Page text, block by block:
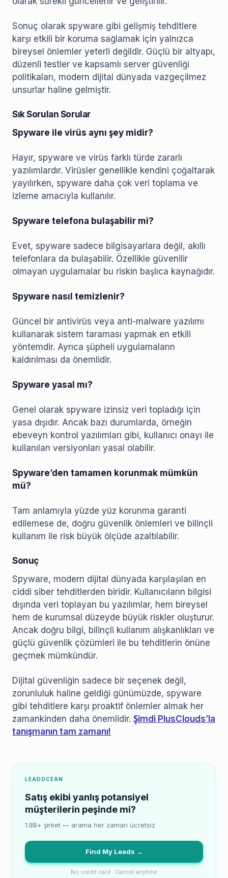
Sonuç olarak spyware gibi gelişmiş tehditlere
karşı etkili bir koruma sağlamak için yalnızca
bireysel önlemler yeterli değildir. Güçlü bir altyapı,
düzenli testler ve kapsamlı server güvenliği
politikaları, modern dijital dünyada vazgeçilmez
unsurlar haline gelmiştir.
Sık Sorulan Sorular
Spyware ile virüs aynı şey midir?
Hayır, spyware ve virüs farklı türde zararlı
yazılımlardır. Virüsler genellikle kendini çoğaltarak
yayılırken, spyware daha çok veri toplama ve
izleme amacıyla kullanılır.
Spyware telefona bulaşabilir mi?
Evet, spyware sadece bilgisayarlara değil, akıllı
telefonlara da bulaşabilir. Özellikle güvenilir
olmayan uygulamalar bu riskin başlıca kaynağıdır.
Spyware nasıl temizlenir?
Güncel bir antivirüs veya anti-malware yazılımı
kullanarak sistem taraması yapmak en etkili
yöntemdir. Ayrıca şüpheli uygulamaların
kaldırılması da önemlidir.
Spyware yasal mı?
Genel olarak spyware izinsiz veri topladığı için
yasa dışıdır. Ancak bazı durumlarda, örneğin
ebeveyn kontrol yazılımları gibi, kullanıcı onayı ile
kullanılan versiyonları yasal olabilir.
Spyware’den tamamen korunmak mümkün
mü?
Tam anlamıyla yüzde yüz korunma garanti
edilemese de, doğru güvenlik önlemleri ve bilinçli
kullanım ile risk büyük ölçüde azaltılabilir.
Sonuç
Spyware, modern dijital dünyada karşılaşılan en
ciddi siber tehditlerden biridir. Kullanıcıların bilgisi
dışında veri toplayan bu yazılımlar, hem bireysel
hem de kurumsal düzeyde büyük riskler oluşturur.
Ancak doğru bilgi, bilinçli kullanım alışkanlıkları ve
güçlü güvenlik çözümleri ile bu tehditlerin önüne
geçmek mümkündür.
Dijital güvenliğin sadece bir seçenek değil,
zorunluluk haline geldiği günümüzde, spyware
gibi tehditlere karşı proaktif önlemler almak her
zamankinden daha önemlidir. Şimdi PlusClouds’la
tanışmanın tam zamanı!
LEADOCEAN
Satış ekibi yanlış potansiyel
müşterilerin peşinde mi?
1.8B+ şirket — arama her zaman ücretsiz
Find My Leads →
No credit card · Cancel anytime